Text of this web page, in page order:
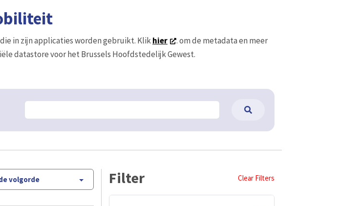
in zijn applicaties worden gebruikt. Klikhier
. om de metadata en meer
datastore voor het Brussels Hoofdstedelijk Gewest.
volgorde Filter Clear Filters